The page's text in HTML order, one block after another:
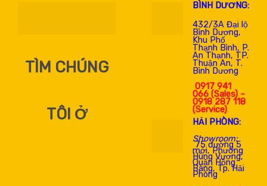
TÌM CHÚNG
TÔI Ở
BÌNH DƯƠNG:
432/3A Đại lộ
Bình Dương,
Khu Phố
Thạnh Bình, P.
An Thạnh, TP.
Thuận An, T.
Bình Dương
0917 941
066 (Sales) –
0918 287 118
(Service)
HẢI PHÒNG:
Showroom:
75 đường 5
mới, Phường
Hùng Vương,
Quận Hồng
Bàng, Tp. Hải
Phòng